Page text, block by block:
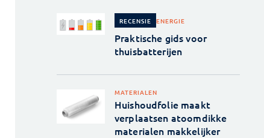
RECENSIE ENERGIE
Praktische gids voor
thuisbatterijen
MATERIALEN
Huishoudfolie maakt
verplaatsen atoomdikke
materialen makkelijker